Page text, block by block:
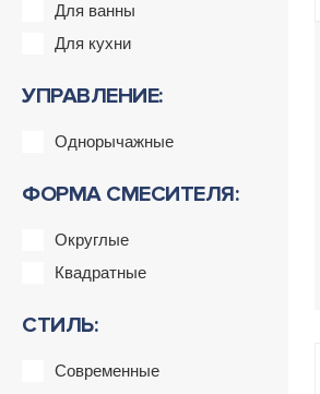
Для ванны
Для кухни
УПРАВЛЕНИЕ:
Однорычажные
ФОРМА СМЕСИТЕЛЯ:
Округлые
Квадратные
СТИЛЬ:
Современные